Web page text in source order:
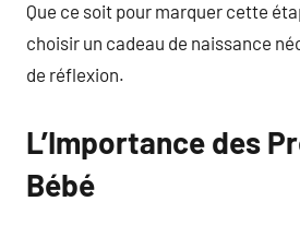
Que ce soit pour marquer cette
choisir un cadeau de naissance
de réflexion.
L’Importance des
Bébé